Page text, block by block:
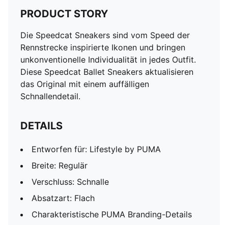
PRODUCT STORY
Die Speedcat Sneakers sind vom Speed der
Rennstrecke inspirierte Ikonen und bringen
unkonventionelle Individualität in jedes Outfit.
Diese Speedcat Ballet Sneakers aktualisieren
das Original mit einem auffälligen
Schnallendetail.
DETAILS
Entworfen für: Lifestyle by PUMA
Breite: Regulär
Verschluss: Schnalle
Absatzart: Flach
Charakteristische PUMA Branding-Details